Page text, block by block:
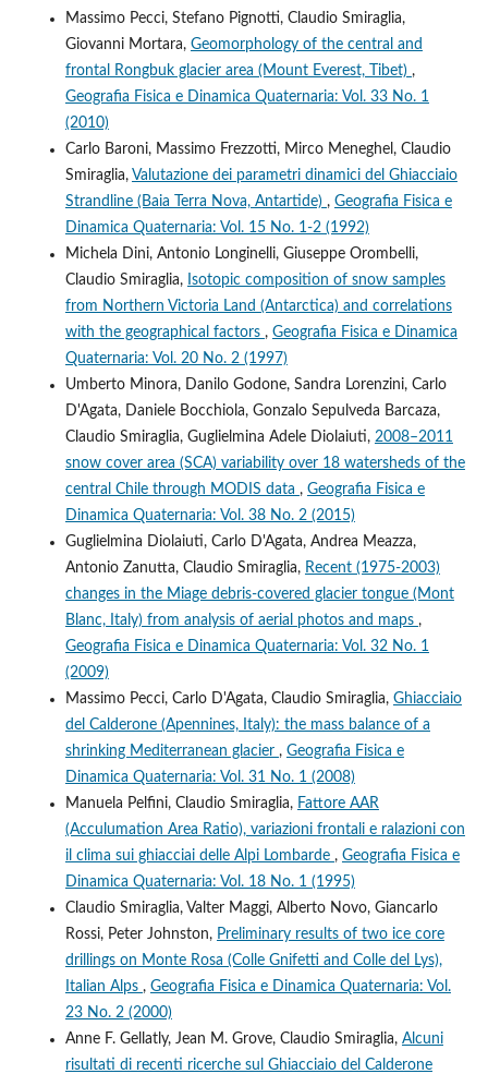
Massimo Pecci, Stefano Pignotti, Claudio Smiraglia,
Giovanni Mortara, Geomorphology of the central and
frontal Rongbuk glacier area (Mount Everest, Tibet) ,
Geografia Fisica e Dinamica Quaternaria: Vol. 33 No. 1
(2010)
Carlo Baroni, Massimo Frezzotti, Mirco Meneghel, Claudio
Smiraglia, Valutazione dei parametri dinamici del Ghiacciaio
Strandline (Baia Terra Nova, Antartide) , Geografia Fisica e
Dinamica Quaternaria: Vol. 15 No. 1-2 (1992)
Michela Dini, Antonio Longinelli, Giuseppe Orombelli,
Claudio Smiraglia, Isotopic composition of snow samples
from Northern Victoria Land (Antarctica) and correlations
with the geographical factors , Geografia Fisica e Dinamica
Quaternaria: Vol. 20 No. 2 (1997)
Umberto Minora, Danilo Godone, Sandra Lorenzini, Carlo
D'Agata, Daniele Bocchiola, Gonzalo Sepulveda Barcaza,
Claudio Smiraglia, Guglielmina Adele Diolaiuti, 2008–2011
snow cover area (SCA) variability over 18 watersheds of the
central Chile through MODIS data , Geografia Fisica e
Dinamica Quaternaria: Vol. 38 No. 2 (2015)
Guglielmina Diolaiuti, Carlo D'Agata, Andrea Meazza,
Antonio Zanutta, Claudio Smiraglia, Recent (1975-2003)
changes in the Miage debris-covered glacier tongue (Mont
Blanc, Italy) from analysis of aerial photos and maps ,
Geografia Fisica e Dinamica Quaternaria: Vol. 32 No. 1
(2009)
Massimo Pecci, Carlo D'Agata, Claudio Smiraglia, Ghiacciaio
del Calderone (Apennines, Italy): the mass balance of a
shrinking Mediterranean glacier , Geografia Fisica e
Dinamica Quaternaria: Vol. 31 No. 1 (2008)
Manuela Pelfini, Claudio Smiraglia, Fattore AAR
(Acculumation Area Ratio), variazioni frontali e ralazioni con
il clima sui ghiacciai delle Alpi Lombarde , Geografia Fisica e
Dinamica Quaternaria: Vol. 18 No. 1 (1995)
Claudio Smiraglia, Valter Maggi, Alberto Novo, Giancarlo
Rossi, Peter Johnston, Preliminary results of two ice core
drillings on Monte Rosa (Colle Gnifetti and Colle del Lys),
Italian Alps , Geografia Fisica e Dinamica Quaternaria: Vol.
23 No. 2 (2000)
Anne F. Gellatly, Jean M. Grove, Claudio Smiraglia, Alcuni
risultati di recenti ricerche sul Ghiacciaio del Calderone